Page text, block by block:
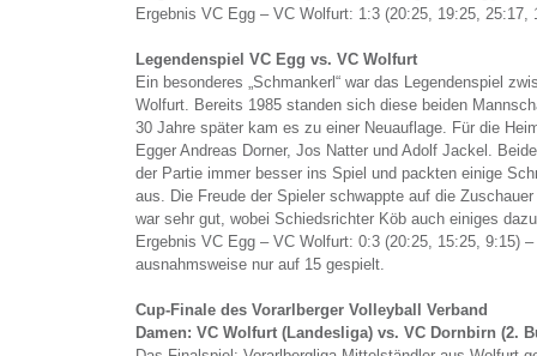
Ergebnis VC Egg – VC Wolfurt: 1:3 (20:25, 19:25, 25:17,
Legendenspiel VC Egg vs. VC Wolfurt
Ein besonderes „Schmankerl“ war das Legendenspiel
Wolfurt. Bereits 1985 standen sich diese beiden
30 Jahre später kam es zu einer Neuauflage. Für die
Egger Andreas Dorner, Jos Natter und Adolf Jackel.
der Partie immer besser ins Spiel und packten einige
aus. Die Freude der Spieler schwappte auf die
war sehr gut, wobei Schiedsrichter Köb auch einiges
Ergebnis VC Egg – VC Wolfurt: 0:3 (20:25, 15:25, 9:15)
ausnahmsweise nur auf 15 gespielt.
Cup-Finale des Vorarlberger Volleyball Verband
Damen: VC Wolfurt (Landesliga) vs. VC Dornbirn (2.